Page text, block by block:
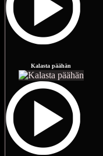
Kalasta päähän